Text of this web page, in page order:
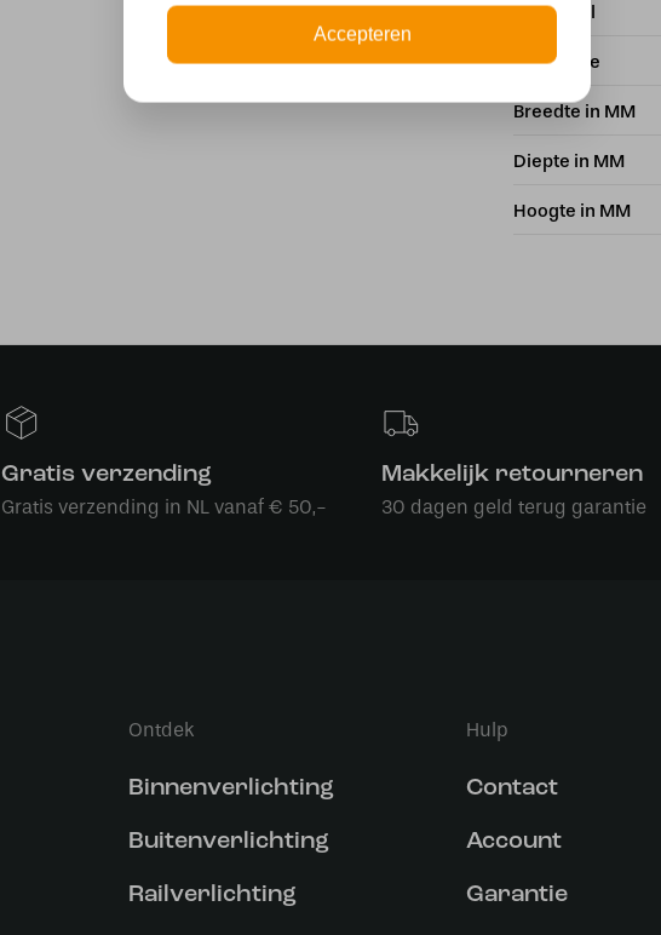
Materiaal
IP Waarde
Breedte in MM
Diepte in MM
Hoogte in MM
Gratis verzending
Gratis verzending in NL vanaf € 50,-
Makkelijk retourneren
30 dagen geld terug garantie
Ontdek
Binnenverlichting
Buitenverlichting
Railverlichting
Hulp
Contact
Account
Garantie
Accepteren